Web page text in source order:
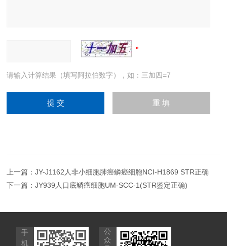
请输入计算结果（填写阿拉伯数字），如：三加四=7
上一篇：JY-J1162人非小细胞肺癌鳞癌细胞NCI-H1869 STR正确
下一篇：JY939人口底鳞癌细胞UM-SCC-1(STR鉴定正确)
手
机
公
众